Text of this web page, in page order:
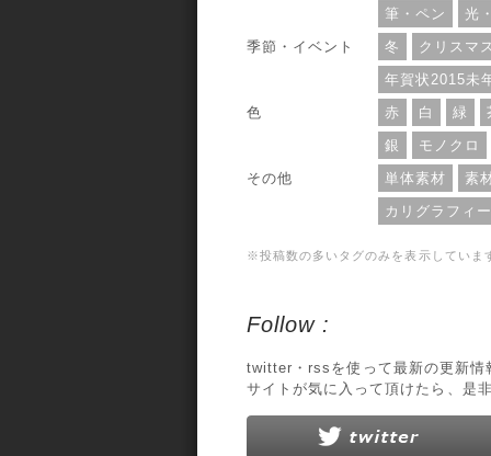
筆・ペン
光
季節・イベント
冬
クリスマ
年賀状2015未
色
赤 白 緑
銀
モノクロ
その他
単体素材
素
カリグラフィ
※投稿数の多いタグのみを表示していま
Follow :
twitter・rssを使って最新の更新情
サイトが気に入って頂けたら、是